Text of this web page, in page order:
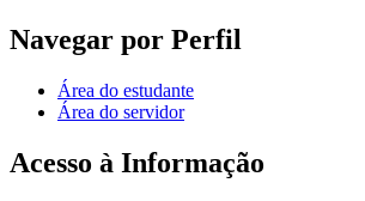
Navegar por Perfil
Área do estudante
Área do servidor
Acesso à Informação